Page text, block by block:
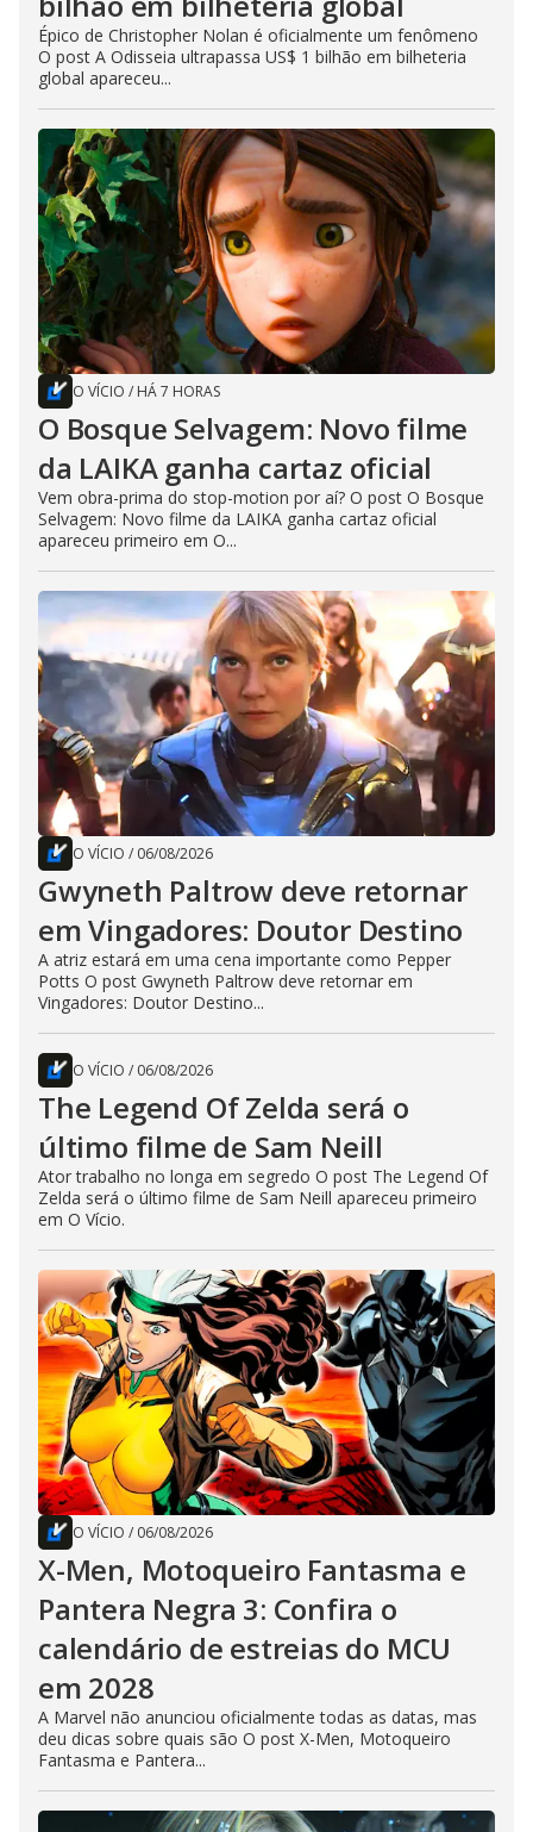
Épico de Christopher Nolan é oficialmente um fenômeno
O post A Odisseia ultrapassa US$ 1 bilhão em bilheteria
global apareceu...
O VÍCIO / HÁ 7 HORAS
O Bosque Selvagem: Novo filme
da LAIKA ganha cartaz oficial
Vem obra-prima do stop-motion por aí? O post O Bosque
Selvagem: Novo filme da LAIKA ganha cartaz oficial
apareceu primeiro em O...
O VÍCIO / 06/08/2026
Gwyneth Paltrow deve retornar
em Vingadores: Doutor Destino
A atriz estará em uma cena importante como Pepper
Potts O post Gwyneth Paltrow deve retornar em
Vingadores: Doutor Destino...
O VÍCIO / 06/08/2026
The Legend Of Zelda será o
último filme de Sam Neill
Ator trabalho no longa em segredo O post The Legend Of
Zelda será o último filme de Sam Neill apareceu primeiro
em O Vício.
O VÍCIO / 06/08/2026
X-Men, Motoqueiro Fantasma e
Pantera Negra 3: Confira o
calendário de estreias do MCU
em 2028
A Marvel não anunciou oficialmente todas as datas, mas
deu dicas sobre quais são O post X-Men, Motoqueiro
Fantasma e Pantera...